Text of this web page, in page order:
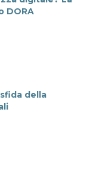
DORA
della